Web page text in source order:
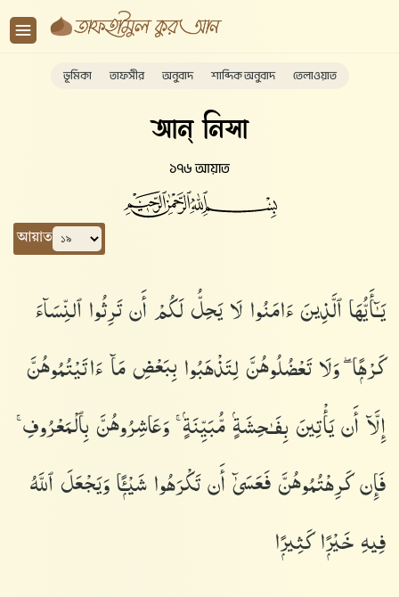
ভূমিকা তাফসীর অনুবাদ শাব্দিক অনুবাদ তেলাওয়াত
আন্ নিসা
১৭৬ আয়াত
আয়াত
يَـٰٓأَيُّهَا ٱلَّذِينَ ءَامَنُوا۟ لَا يَحِلُّ لَكُمْ أَن تَرِثُوا۟ ٱلنِّسَآءَ
كَرْهًۭا ۖ وَلَا تَعْضُلُوهُنَّ لِتَذْهَبُوا۟ بِبَعْضِ مَآ ءَاتَيْتُمُوهُنَّ
إِلَّآ أَن يَأْتِينَ بِفَـٰحِشَةٍۢ مُّبَيِّنَةٍۢ ۚ وَعَاشِرُوهُنَّ بِٱلْمَعْرُوفِ ۚ
فَإِن كَرِهْتُمُوهُنَّ فَعَسَىٰٓ أَن تَكْرَهُوا۟ شَيْـًۭٔا وَيَجْعَلَ ٱللَّهُ
فِيهِ خَيْرًۭا كَثِيرًۭا